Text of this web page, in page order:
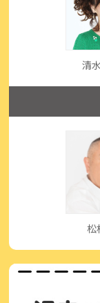
清
松